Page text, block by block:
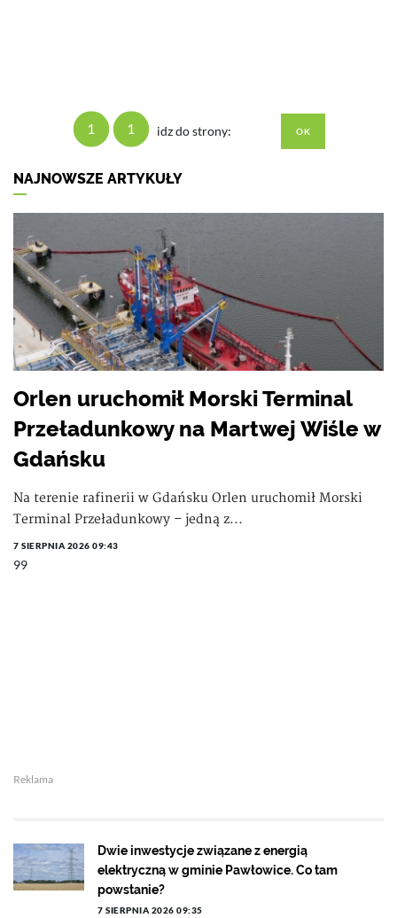
1 1 idz do strony:
NAJNOWSZE ARTYKUŁY
Orlen uruchomił Morski Terminal
Przeładunkowy na Martwej Wiśle w
Gdańsku
Na terenie rafinerii w Gdańsku Orlen uruchomił Morski
Terminal Przeładunkowy – jedną z...
7 SIERPNIA 2026 09:43
99
Reklama
Dwie inwestycje związane z energią
elektryczną w gminie Pawłowice. Co tam
powstanie?
7 SIERPNIA 2026 09:35